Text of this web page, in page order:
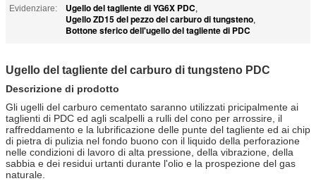
Evidenziare:
Ugello del tagliente di YG6X PDC,
Ugello ZD15 del pezzo del carburo di tungsteno,
Bottone sferico dell'ugello del tagliente di PDC
Ugello del tagliente del carburo di tungsteno PDC
Descrizione di prodotto
Gli ugelli del carburo cementato saranno utilizzati pricipalmente ai
taglienti di PDC ed agli scalpelli a rulli del cono per arrossire, il
raffreddamento e la lubrificazione delle punte del tagliente ed ai chip
di pietra di pulizia nel fondo buono con il liquido della perforazione
nelle condizioni di lavoro di alta pressione, della vibrazione, della
sabbia e dei residui urtanti durante l'olio e la prospezione del gas
naturale.